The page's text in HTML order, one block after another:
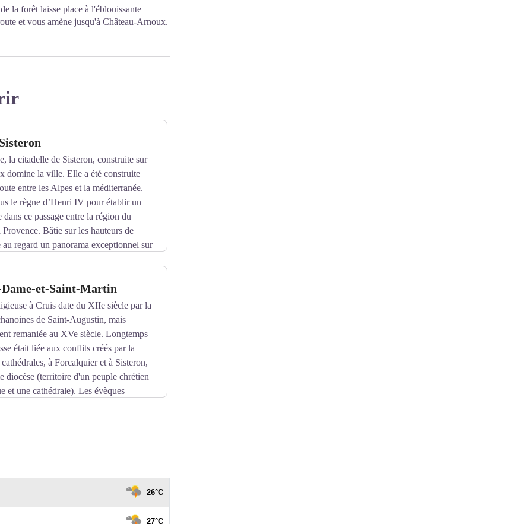
la forêt laisse place à l'éblouissante
et vous amène jusqu'à Château-Arnoux.
la citadelle de Sisteron, construite sur
domine la ville. Elle a été construite
entre les Alpes et la méditerranée.
le règne d’Henri IV pour établir un
ce passage entre la région du
Bâtie sur les hauteurs de
regard un panorama exceptionnel sur
comme le rempart supérieur et le
trois fois : en 1516, de retour de
devient un enjeu majeur et Henri IV
en 1590 les travaux à Jehan
sur la face nord et trois sur
remparts de la ville. Ce système de
de Savoie qui était encore en
et-Saint-Martin
à Cruis date du XIIe siècle par la
de Saint-Augustin, mais
remaniée au XVe siècle. Longtemps
était liée aux conflits créés par la
à Forcalquier et à Sisteron,
diocèse (territoire d'un peuple chrétien
et une cathédrale). Les évèques